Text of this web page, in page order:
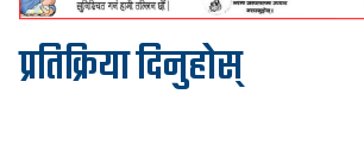
प्रतिक्रिया दिनुहोस्